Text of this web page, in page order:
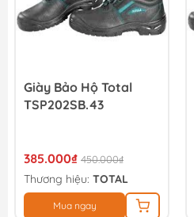
Giày Bảo Hộ Total
TSP202SB.43
385.000₫ 450.000₫
Thương hiệu: TOTAL
Mua ngay